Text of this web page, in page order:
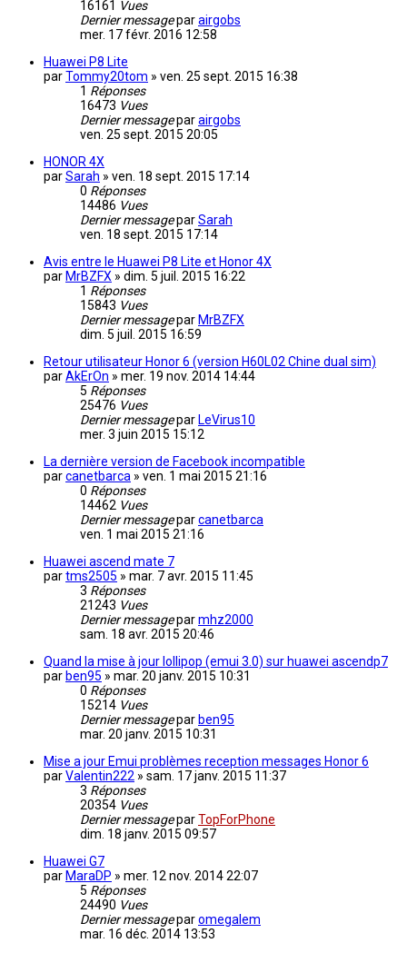
16161 Vues
Dernier messageparairgobs
mer. 17 févr. 2016 12:58
Huawei P8 Lite
parTommy20tom » ven. 25 sept. 2015 16:38
1 Réponses
16473 Vues
Dernier messageparairgobs
ven. 25 sept. 2015 20:05
HONOR 4X
parSarah » ven. 18 sept. 2015 17:14
0 Réponses
14486 Vues
Dernier messageparSarah
ven. 18 sept. 2015 17:14
Avis entre le Huawei P8 Lite et Honor 4X
par MrBZFX » dim. 5 juil. 2015 16:22
1 Réponses
15843 Vues
Dernier messagepar MrBZFX
dim. 5 juil. 2015 16:59
Retour utilisateur Honor 6 (version H60L02 Chine dual sim)
parAkErOn » mer. 19 nov. 2014 14:44
5 Réponses
25476 Vues
Dernier messagepar LeVirus10
mer. 3 juin 2015 15:12
La dernière version de Facebook incompatible
parcanetbarca » ven. 1 mai 2015 21:16
0 Réponses
14462 Vues
Dernier messageparcanetbarca
ven. 1 mai 2015 21:16
Huawei ascend mate 7
partms2505 » mar. 7 avr. 2015 11:45
3 Réponses
21243 Vues
Dernier messageparmhz2000
sam. 18 avr. 2015 20:46
Quand la mise à jour lollipop (emui 3.0) sur huawei ascendp7
par ben95 » mar. 20 janv. 2015 10:31
0 Réponses
15214 Vues
Dernier messagepar ben95
mar. 20 janv. 2015 10:31
Mise a jour Emui problèmes reception messages Honor 6
parValentin222 » sam. 17 janv. 2015 11:37
3 Réponses
20354 Vues
Dernier messageparTopForPhone
dim. 18 janv. 2015 09:57
Huawei G7
par MaraDP » mer. 12 nov. 2014 22:07
5 Réponses
24490 Vues
Dernier messageparomegalem
mar. 16 déc. 2014 13:53